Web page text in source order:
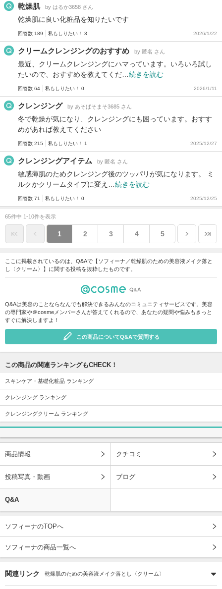
乾燥肌 by はるか3658 さん
乾燥肌に良い化粧品を知りたいです
回答数 189 私もしりたい！ 3 2026/1/22
クリームクレンジングのおすすめ by 匿名 さん
最近、クリームクレンジングにハマっています。いろいろ試し
たいので、おすすめを教えてくだ… 続きを読む
回答数 64 私もしりたい！ 0 2026/1/11
クレンジング by あそぱそまそ3685 さん
冬で乾燥が気になり、クレンジングにも困っています。おすす
めがあれば教えてください
回答数 215 私もしりたい！ 1 2025/12/27
クレンジングアイテム by 匿名 さん
敏感薄肌のためクレンジング後のツッパリが気になります。 ミ
ルクかクリームタイプに変え… 続きを読む
回答数 71 私もしりたい！ 0 2025/12/25
65件中 1-10件を表示
1 2 3 4 5
ここに掲載されているのは、Q&Aで【ソフィーナ／乾燥肌のための美容液メイク落と
し〈クリーム〉】に関する投稿を抜粋したものです。
Q&Aは美容のことならなんでも解決できるみんなのコミュニティサービスです。美容
の専門家や＠cosmeメンバーさんが答えてくれるので、あなたの疑問や悩みもきっと
すぐに解決しますよ！
この商品についてQ&Aで質問する
この商品の関連ランキングもCHECK！
スキンケア・基礎化粧品 ランキング
クレンジング ランキング
クレンジングクリーム ランキング
商品情報 クチコミ
投稿写真・動画 ブログ
Q&A
ソフィーナのTOPへ
ソフィーナの商品一覧へ
関連リンク 乾燥肌のための美容液メイク落とし〈クリーム〉